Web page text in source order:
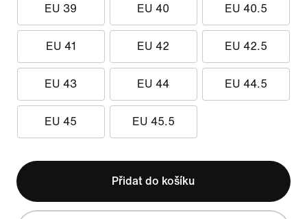
EU 39 EU 40 EU 40.5
EU 41 EU 42 EU 42.5
EU 43 EU 44 EU 44.5
EU 45 EU 45.5
Přidat do košíku